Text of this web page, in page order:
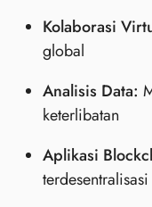
Kolaborasi
global
Analisis Data:
keterlibatan
Aplikasi
terdesentralisasi